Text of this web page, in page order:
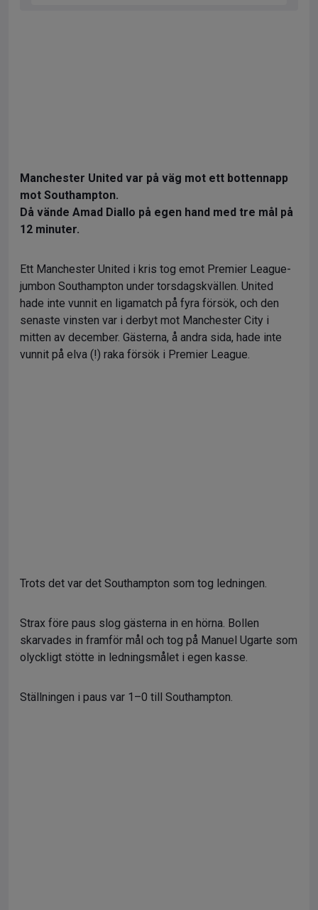
Manchester United var på väg mot ett bottennapp
mot Southampton.
Då vände Amad Diallo på egen hand med tre mål på
12 minuter.
Ett Manchester United i kris tog emot Premier League-
jumbon Southampton under torsdagskvällen. United
hade inte vunnit en ligamatch på fyra försök, och den
senaste vinsten var i derbyt mot Manchester City i
mitten av december. Gästerna, å andra sida, hade inte
vunnit på elva (!) raka försök i Premier League.
Trots det var det Southampton som tog ledningen.
Strax före paus slog gästerna in en hörna. Bollen
skarvades in framför mål och tog på Manuel Ugarte som
olyckligt stötte in ledningsmålet i egen kasse.
Ställningen i paus var 1–0 till Southampton.